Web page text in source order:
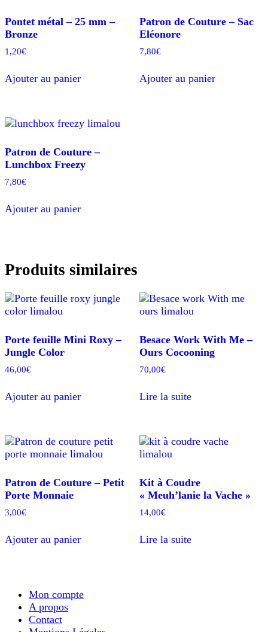
Pontet métal – 25 mm –
Bronze
1,20€
Ajouter au panier
Patron de Couture – Sac
Eléonore
7,80€
Ajouter au panier
Patron de Couture –
Lunchbox Freezy
7,80€
Ajouter au panier
Produits similaires
Porte feuille Mini Roxy –
Jungle Color
46,00€
Ajouter au panier
Besace Work With Me –
Ours Cocooning
70,00€
Lire la suite
Patron de Couture – Petit
Porte Monnaie
3,00€
Ajouter au panier
Kit à Coudre
« Meuh’lanie la Vache »
14,00€
Lire la suite
Mon compte
A propos
Contact